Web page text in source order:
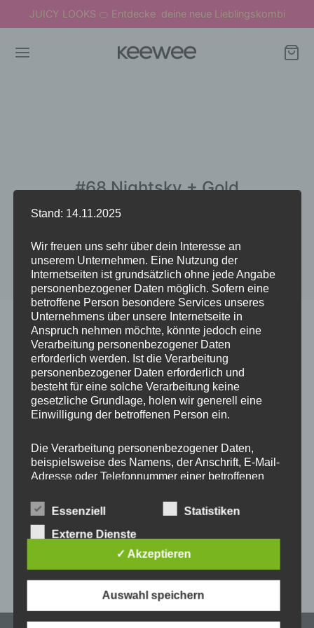
JUICY LOOKS 🍊 Entdecke deine neue Lieblingskombi
#68 Nightsky + Gold
Start /Produkt ONE MULTI - Farbe Kordel und
Metallelemente/ #68 Nightsky + Gold
Dieses
Produkt
mehrere
Varianten
auf.
Optionen
können
auf
der
Produktseite
gewählt
werden
Universal Handykette
MULTICOLOR Snap ONE
for Patch
16,95€–20,95€
Stand: 14.11.2025
Wir freuen uns sehr über dein Interesse an
unserem Unternehmen. Eine Nutzung der
Internetseiten ist grundsätzlich ohne jede Angabe
personenbezogener Daten möglich. Sofern eine
betroffene Person besondere Services unseres
Unternehmens über unsere Internetseite in
Anspruch nehmen möchte, könnte jedoch eine
Verarbeitung personenbezogener Daten
erforderlich werden. Ist die Verarbeitung
personenbezogener Daten erforderlich und
besteht für eine solche Verarbeitung keine
gesetzliche Grundlage, holen wir generell eine
Einwilligung der betroffenen Person ein.
Die Verarbeitung personenbezogener Daten,
beispielsweise des Namens, der Anschrift, E-Mail-
Adresse oder Telefonnummer einer betroffenen
Datenschutz-Grundverordnung und in
Übereinstimmung mit den für uns geltenden
landesspezifischen Datenschutzbestimmungen.
Mittels dieser Datenschutzerklärung möchte unser
Unternehmen die Öffentlichkeit über Art, Umfang
verarbeiteten personenbezogenen Daten
informieren. Ferner werden betroffene Personen
Essenziell
Statistiken
Externe Dienste
✓ Akzeptieren
Auswahl speichern